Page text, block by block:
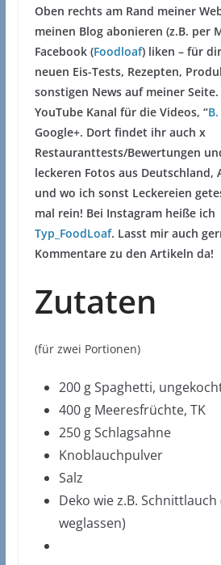
Oben rechts am Rand meiner
meinen Blog abonieren (z.B. per
Facebook (Foodloaf) liken – für
neuen Eis-Tests, Rezepten,
sonstigen News auf meiner Seite.
YouTube Kanal für die Videos, “
Google+. Dort findet ihr auch x
Restauranttests/Bewertungen
leckeren Fotos aus Deutschland,
und wo ich sonst Leckereien
mal rein! Bei Instagram heiße ich
Typ_FoodLoaf. Lasst mir auch
Kommentare zu den Artikeln da!
Zutaten
(für zwei Portionen)
200 g Spaghetti,
400 g Meeresfrüchte, TK
250 g Schlagsahne
Knoblauchpulver
Salz
Deko wie z.B.
weglassen)